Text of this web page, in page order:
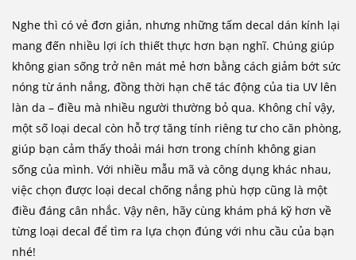
Nghe thì có vẻ đơn giản, nhưng những tấm decal dán kính lại
mang đến nhiều lợi ích thiết thực hơn bạn nghĩ. Chúng giúp
không gian sống trở nên mát mẻ hơn bằng cách giảm bớt sức
nóng từ ánh nắng, đồng thời hạn chế tác động của tia UV lên
làn da – điều mà nhiều người thường bỏ qua. Không chỉ vậy,
một số loại decal còn hỗ trợ tăng tính riêng tư cho căn phòng,
giúp bạn cảm thấy thoải mái hơn trong chính không gian
sống của mình. Với nhiều mẫu mã và công dụng khác nhau,
việc chọn được loại decal chống nắng phù hợp cũng là một
điều đáng cân nhắc. Vậy nên, hãy cùng khám phá kỹ hơn về
từng loại decal để tìm ra lựa chọn đúng với nhu cầu của bạn
nhé!